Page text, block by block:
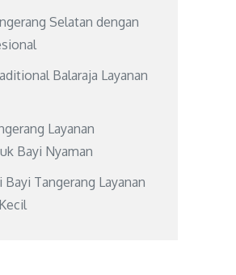
Selatan dengan
Balaraja Layanan
Layanan
Bayi Nyaman
Tangerang Layanan